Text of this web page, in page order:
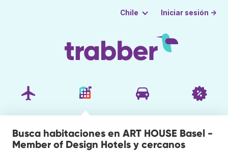
Chile Iniciar sesión →
Busca habitaciones en ART HOUSE Basel -
Member of Design Hotels y cercanos